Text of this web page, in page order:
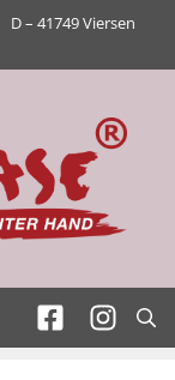
– 41749 Viersen